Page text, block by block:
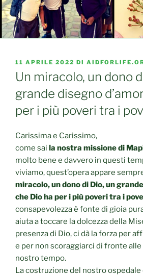
PUBBLICATO
IL
11 APRILE 2022 DI
Un miracolo, un dono
grande disegno
per i più poveri tra i
Carissima e Carissimo,
come sai la nostra missione di
molto bene e davvero in questi
viviamo, quest’opera appare
miracolo, un dono di Dio, un
che Dio ha per i più poveri tra i
consapevolezza è fonte di gioia
aiuta a toccare la dolcezza della
presenza di Dio, ci dà la forza per
e per non scoraggiarci di fronte
nostro tempo.
La costruzione del nostro ospedale